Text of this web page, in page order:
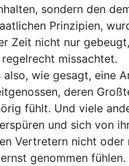
sondern den
Prinzipien,
Zeit nicht nur
missachtet.
wie gesagt, eine
deren
fühlt. Und viele
und sich von
Vertretern nicht oder
genommen fühlen.